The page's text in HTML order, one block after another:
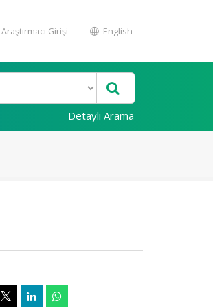
Araştırmacı Girişi English
Detaylı Arama